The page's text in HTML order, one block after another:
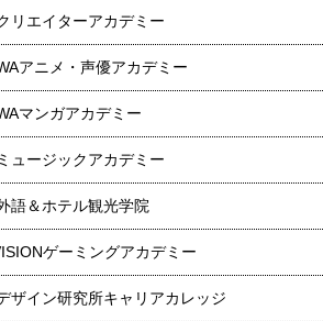
リエイターアカデミー
アニメ・声優アカデミー
マンガアカデミー
ュージックアカデミー
語＆ホテル観光学院
ゲーミングアカデミー
ザイン研究所キャリアカレッジ